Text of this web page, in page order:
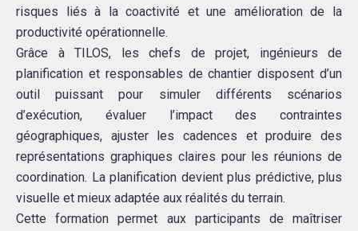
risques liés à la coactivité et une amélioration de la
productivité opérationnelle.
Grâce à TILOS, les chefs de projet, ingénieurs de
planification et responsables de chantier disposent d’un
outil puissant pour simuler différents scénarios
d’exécution, évaluer l’impact des contraintes
géographiques, ajuster les cadences et produire des
représentations graphiques claires pour les réunions de
coordination. La planification devient plus prédictive, plus
visuelle et mieux adaptée aux réalités du terrain.
Cette formation permet aux participants de maîtriser